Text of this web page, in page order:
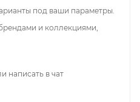
под ваши параметры.
и коллекциями,
написать в чат